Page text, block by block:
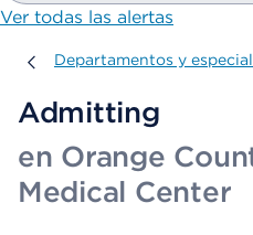
Ver todas las alertas
Departamentos y
Departamentos y
Admitting
en Orange
Medical Center